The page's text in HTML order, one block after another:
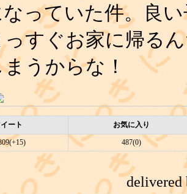
なっていた件。良
っすぐお家に帰る
うからな！
ート お気に入り
487(0)